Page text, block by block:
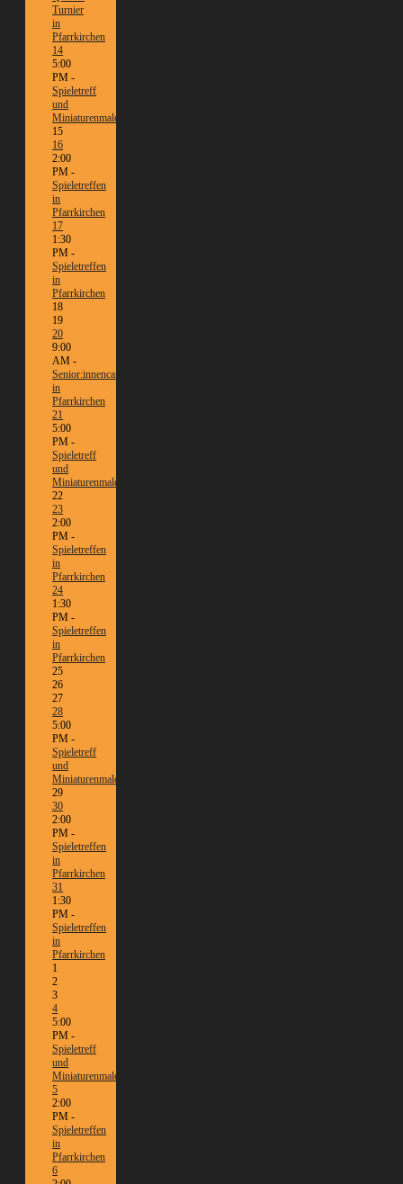
Turnier
in
Pfarrkirchen
14
5:00
PM -
Spieletreff
und
Miniaturenmalen/Tabletop
15
16
2:00
PM -
Spieletreffen
in
Pfarrkirchen
17
1:30
PM -
Spieletreffen
in
Pfarrkirchen
18
19
20
9:00
AM -
Senior:innencafé
in
Pfarrkirchen
21
5:00
PM -
Spieletreff
und
Miniaturenmalen/Tabletop
22
23
2:00
PM -
Spieletreffen
in
Pfarrkirchen
24
1:30
PM -
Spieletreffen
in
Pfarrkirchen
25
26
27
28
5:00
PM -
Spieletreff
und
Miniaturenmalen/Tabletop
29
30
2:00
PM -
Spieletreffen
in
Pfarrkirchen
31
1:30
PM -
Spieletreffen
in
Pfarrkirchen
1
2
3
4
5:00
PM -
Spieletreff
und
Miniaturenmalen/Tabletop
5
2:00
PM -
Spieletreffen
in
Pfarrkirchen
6